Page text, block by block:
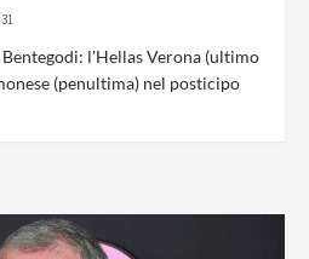
l'Hellas Verona (ultimo
(penultima) nel posticipo